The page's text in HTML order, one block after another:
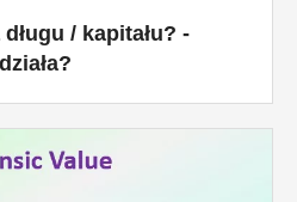
/ kapitału? -